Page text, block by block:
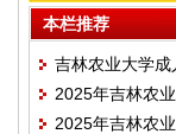
本栏推荐
吉林农业大学
校教学点介绍
2025年吉林农
2025年吉林农